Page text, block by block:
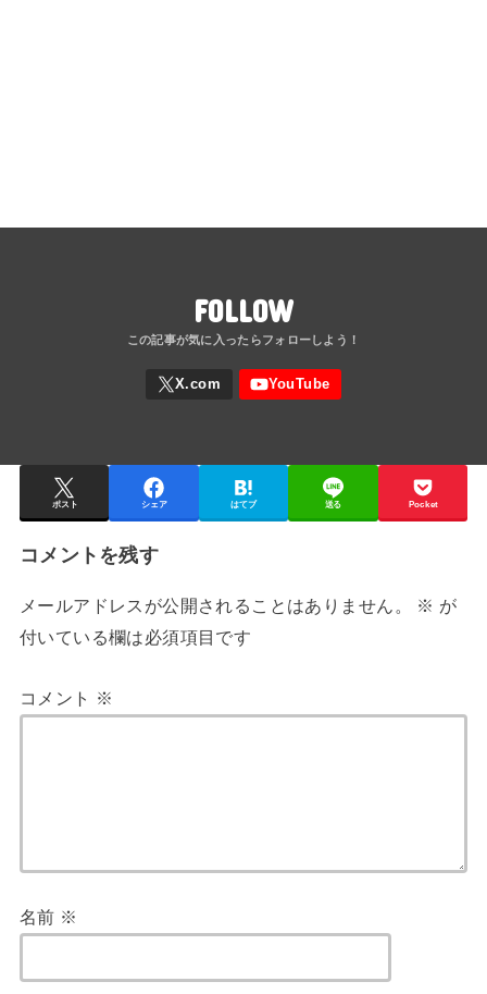
FOLLOW
ポスト シェア はてブ 送る Pocket
コメントを残す
メールアドレスが公開されることはありません。 ※ が
付いている欄は必須項目です
コメント ※
名前 ※